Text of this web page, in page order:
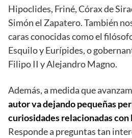
Hipoclides, Friné, Córax de
Simón el Zapatero. También
caras conocidas como el
Esquilo y Eurípides, o
Filipo II y Alejandro Magno.
Además, a medida que
autor va dejando pequeñas
curiosidades relacionadas con
Responde a preguntas tan